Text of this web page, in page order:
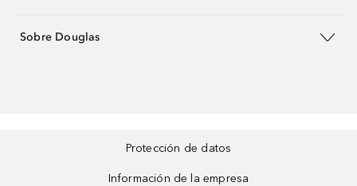
Sobre Douglas
Protección de datos
Información de la empresa